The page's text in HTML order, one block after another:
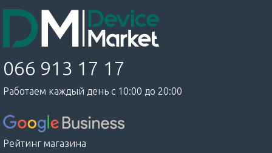
066 913 17 17
Работаем каждый день с 10:00 до 20:00
Рейтинг магазина